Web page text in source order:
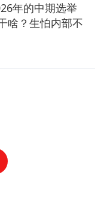
年的中期选举
啥？生怕内部不